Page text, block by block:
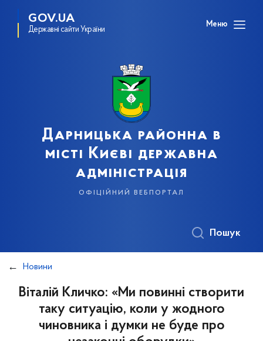
GOV.UA
Державні сайти України
Меню
Дарницька районна в
місті Києві державна
адміністрація
офіційний вебпортал
Пошук
Новини
Віталій Кличко: «Ми повинні створити
таку ситуацію, коли у жодного
чиновника і думки не буде про